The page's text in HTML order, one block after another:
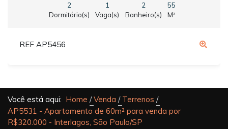
2
Dormitório(s)
1
Vaga(s)
2
Banheiro(s)
55
M²
REF AP5456
Você está aqui: Home Venda
Terrenos
AP5531 - Apartamento de 60m² para venda por
R$320.000 - Interlagos, São Paulo/SP